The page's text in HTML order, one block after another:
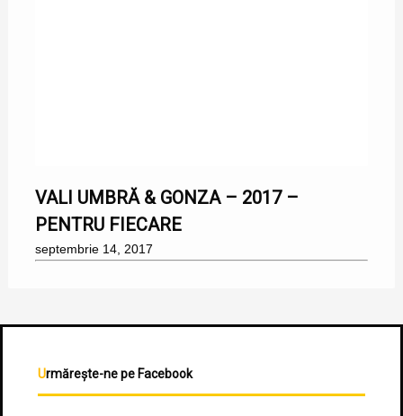
VALI UMBRĂ & GONZA – 2017 –
PENTRU FIECARE
septembrie 14, 2017
Urmărește-ne pe Facebook